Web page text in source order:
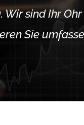
Wir sind Ihr
Sie